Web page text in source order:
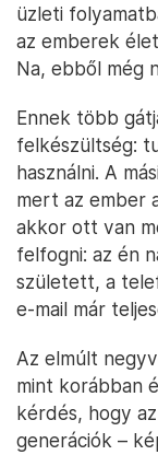
üzleti
az emberek
Na, ebből még
Ennek több
felkészültség:
használni. A
mert az ember
akkor ott van
felfogni: az én
született, a
e-mail már
Az elmúlt
mint korábban
kérdés, hogy
generációk –